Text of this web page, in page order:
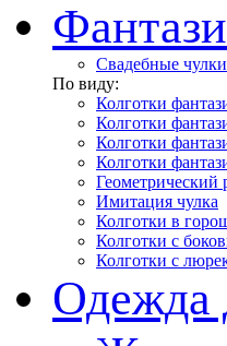
Свадебные чулки
По виду:
Колготки
Колготки
Колготки
Колготки
Геометрический
Имитация чулка
Колготки в
Колготки с
Колготки с
Одежда